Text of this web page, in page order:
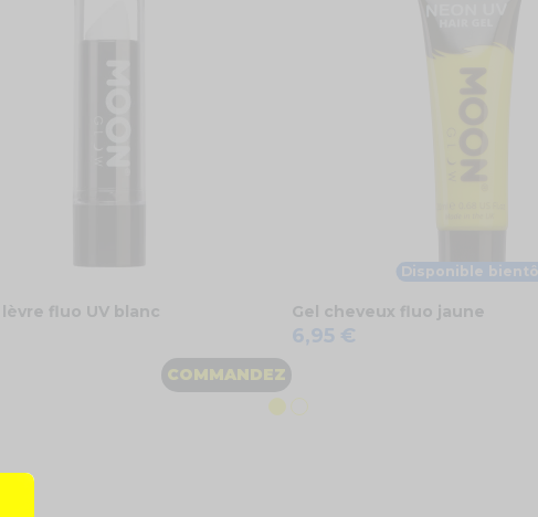
fluo UV blanc
COMMANDEZ
Disponible
Gel cheveux fluo jaune
6,95 €